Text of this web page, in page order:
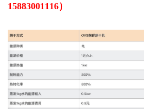
15883001116）